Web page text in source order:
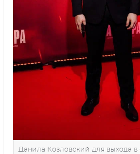
Данила Козловский для выхода в